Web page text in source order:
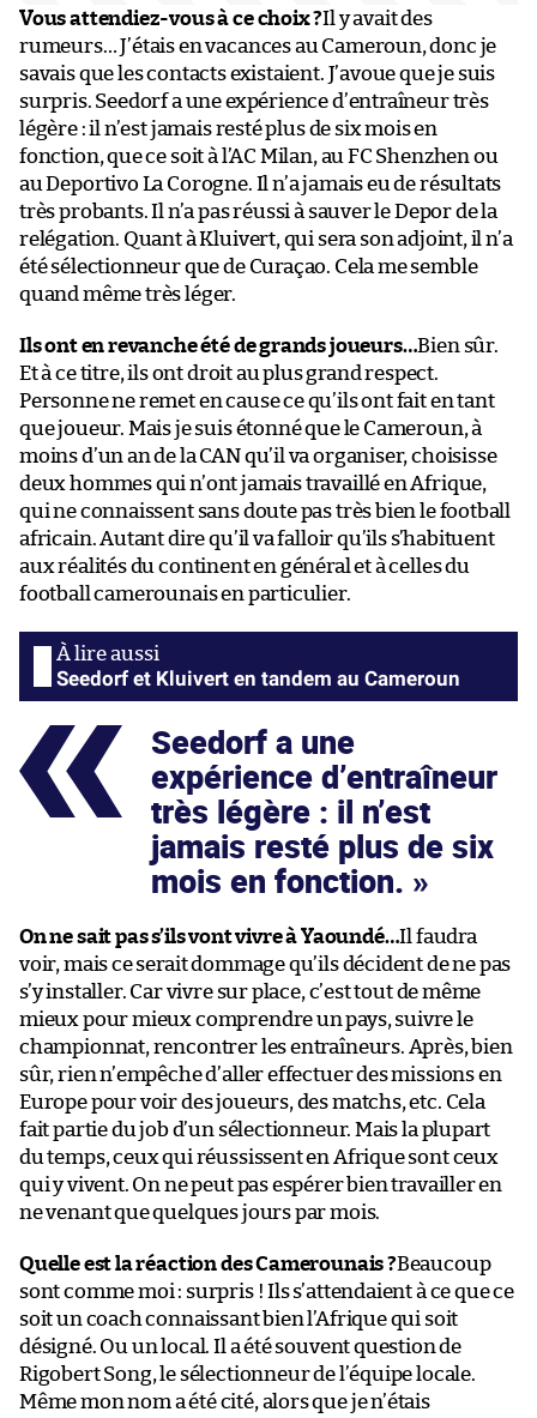
Vous attendiez-vous à ce choix ?Il y avait des
rumeurs… J’étais en vacances au Cameroun, donc je
savais que les contacts existaient. J’avoue que je suis
surpris. Seedorf a une expérience d’entraîneur très
légère : il n’est jamais resté plus de six mois en
fonction, que ce soit à l’AC Milan, au FC Shenzhen ou
au Deportivo La Corogne. Il n’a jamais eu de résultats
très probants. Il n’a pas réussi à sauver le Depor de la
relégation. Quant à Kluivert, qui sera son adjoint, il n’a
été sélectionneur que de Curaçao. Cela me semble
quand même très léger.
Ils ont en revanche été de grands joueurs…Bien sûr.
Et à ce titre, ils ont droit au plus grand respect.
Personne ne remet en cause ce qu’ils ont fait en tant
que joueur. Mais je suis étonné que le Cameroun, à
moins d’un an de la CAN qu’il va organiser, choisisse
deux hommes qui n’ont jamais travaillé en Afrique,
qui ne connaissent sans doute pas très bien le football
africain. Autant dire qu’il va falloir qu’ils s’habituent
aux réalités du continent en général et à celles du
football camerounais en particulier.
Seedorf et Kluivert en tandem au Cameroun
Seedorf a une
expérience d’entraîneur
très légère : il n’est
jamais resté plus de six
mois en fonction.
On ne sait pas s’ils vont vivre à Yaoundé…Il faudra
voir, mais ce serait dommage qu’ils décident de ne pas
s’y installer. Car vivre sur place, c’est tout de même
mieux pour mieux comprendre un pays, suivre le
championnat, rencontrer les entraîneurs. Après, bien
sûr, rien n’empêche d’aller effectuer des missions en
Europe pour voir des joueurs, des matchs, etc. Cela
fait partie du job d’un sélectionneur. Mais la plupart
du temps, ceux qui réussissent en Afrique sont ceux
qui y vivent. On ne peut pas espérer bien travailler en
ne venant que quelques jours par mois.
Quelle est la réaction des Camerounais ?Beaucoup
sont comme moi : surpris ! Ils s’attendaient à ce que ce
soit un coach connaissant bien l’Afrique qui soit
désigné. Ou un local. Il a été souvent question de
Rigobert Song, le sélectionneur de l’équipe locale.
Même mon nom a été cité, alors que je n’étais